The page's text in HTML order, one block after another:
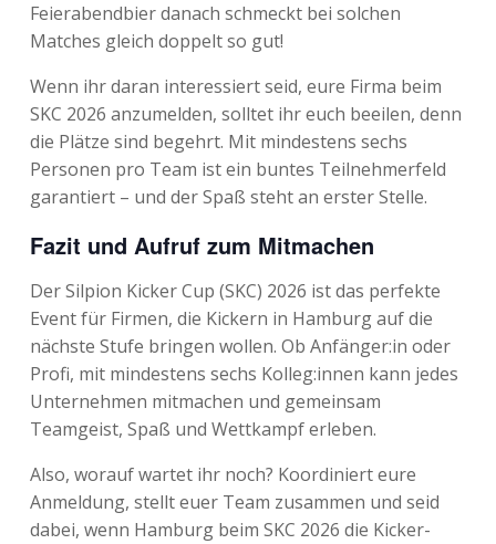
Feierabendbier danach schmeckt bei solchen
Matches gleich doppelt so gut!
Wenn ihr daran interessiert seid, eure Firma beim
SKC 2026 anzumelden, solltet ihr euch beeilen, denn
die Plätze sind begehrt. Mit mindestens sechs
Personen pro Team ist ein buntes Teilnehmerfeld
garantiert – und der Spaß steht an erster Stelle.
Fazit und Aufruf zum Mitmachen
Der Silpion Kicker Cup (SKC) 2026 ist das perfekte
Event für Firmen, die Kickern in Hamburg auf die
nächste Stufe bringen wollen. Ob Anfänger:in oder
Profi, mit mindestens sechs Kolleg:innen kann jedes
Unternehmen mitmachen und gemeinsam
Teamgeist, Spaß und Wettkampf erleben.
Also, worauf wartet ihr noch? Koordiniert eure
Anmeldung, stellt euer Team zusammen und seid
dabei, wenn Hamburg beim SKC 2026 die Kicker-